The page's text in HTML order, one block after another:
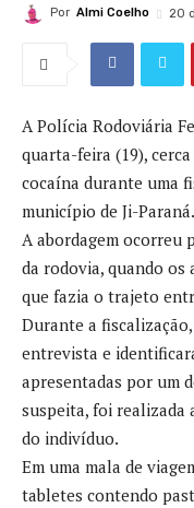
Por Almi Coelho 20
A Polícia Rodoviária
quarta-feira (19),
cocaína durante uma
município de Ji-Paraná.
A abordagem ocorreu
da rodovia, quando
que fazia o trajeto
Durante a
entrevista e
apresentadas por um
suspeita, foi realizada
do indivíduo.
Em uma mala de
tabletes contendo